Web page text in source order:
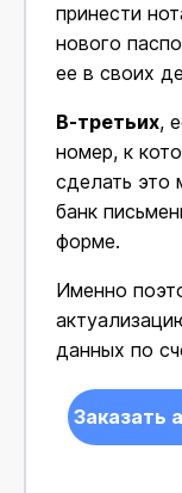
принести
нового
ее в своих
В-третьих,
номер, к
сделать это
банк
форме.
Именно
данных по
Заказать